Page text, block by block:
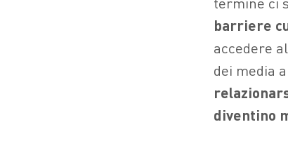
barriere
accedere
dei media
diventino